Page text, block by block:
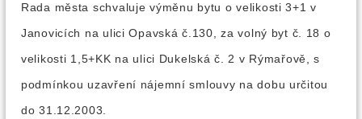
Rada města schvaluje výměnu bytu o velikosti 3+1 v
Janovicích na ulici Opavská č.130, za volný byt č. 18 o
velikosti 1,5+KK na ulici Dukelská č. 2 v Rýmařově, s
podmínkou uzavření nájemní smlouvy na dobu určitou
do 31.12.2003.